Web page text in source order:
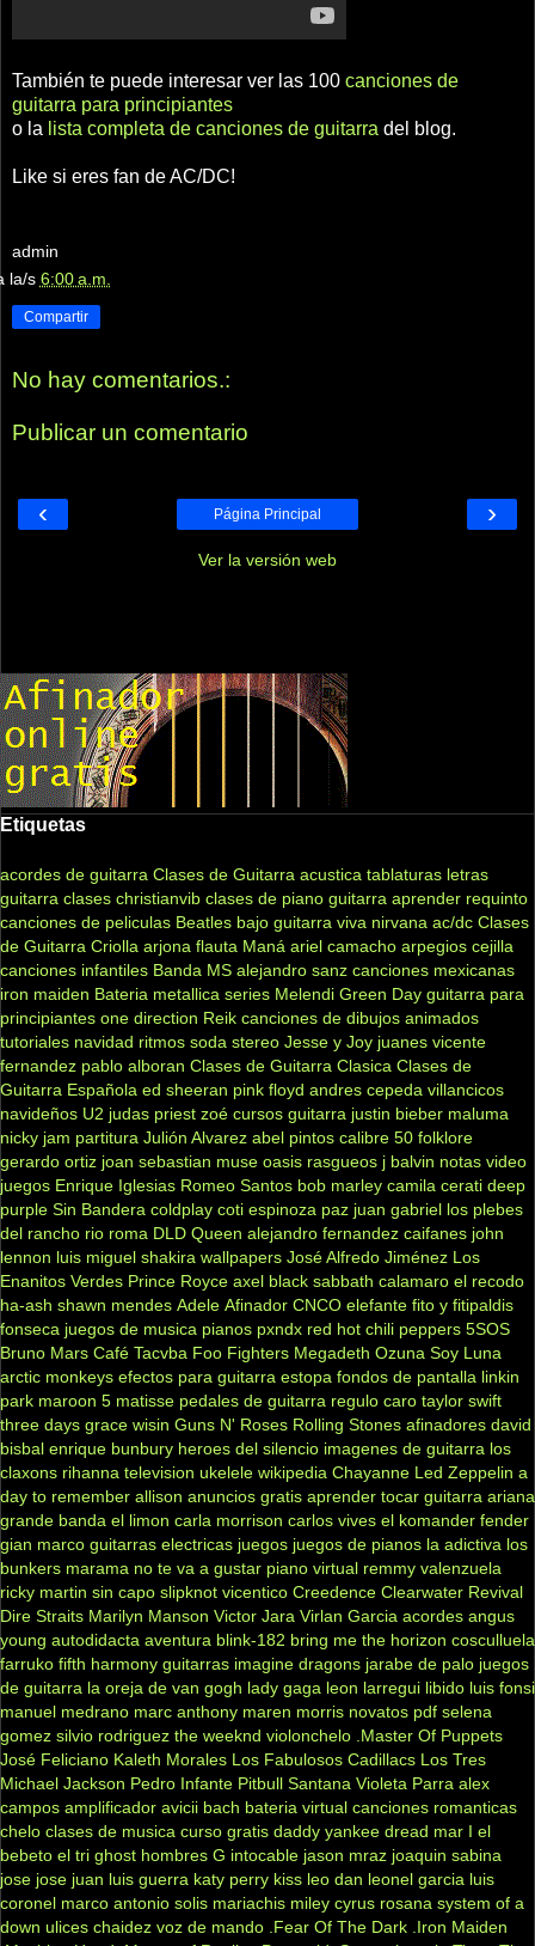
También te puede interesar ver las 100 canciones de
guitarra para principiantes
o la lista completa de canciones de guitarra del blog.
Like si eres fan de AC/DC!
admin
la/s 6:00 a.m.
Compartir
No hay comentarios.:
Publicar un comentario
‹ ›
Página Principal
Ver la versión web
Etiquetas
acordes de guitarra Clases de Guitarra acustica tablaturas letras
guitarra clases christianvib clases de piano guitarra aprender requinto
canciones de peliculas Beatles bajo guitarra viva nirvana ac/dc Clases
de Guitarra Criolla arjona flauta Maná ariel camacho arpegios cejilla
canciones infantiles Banda MS alejandro sanz canciones mexicanas
iron maiden Bateria metallica series Melendi Green Day guitarra para
principiantes one direction Reik canciones de dibujos animados
tutoriales navidad ritmos soda stereo Jesse y Joy juanes vicente
fernandez pablo alboran Clases de Guitarra Clasica Clases de
Guitarra Española ed sheeran pink floyd andres cepeda villancicos
navideños U2 judas priest zoé cursos guitarra justin bieber maluma
nicky jam partitura Julión Alvarez abel pintos calibre 50 folklore
gerardo ortiz joan sebastian muse oasis rasgueos j balvin notas video
juegos Enrique Iglesias Romeo Santos bob marley camila cerati deep
purple Sin Bandera coldplay coti espinoza paz juan gabriel los plebes
del rancho rio roma DLD Queen alejandro fernandez caifanes john
lennon luis miguel shakira wallpapers José Alfredo Jiménez Los
Enanitos Verdes Prince Royce axel black sabbath calamaro el recodo
ha-ash shawn mendes Adele Afinador CNCO elefante fito y fitipaldis
fonseca juegos de musica pianos pxndx red hot chili peppers 5SOS
Bruno Mars Café Tacvba Foo Fighters Megadeth Ozuna Soy Luna
arctic monkeys efectos para guitarra estopa fondos de pantalla linkin
park maroon 5 matisse pedales de guitarra regulo caro taylor swift
three days grace wisin Guns N' Roses Rolling Stones afinadores david
bisbal enrique bunbury heroes del silencio imagenes de guitarra los
claxons rihanna television ukelele wikipedia Chayanne Led Zeppelin a
day to remember allison anuncios gratis aprender tocar guitarra ariana
grande banda el limon carla morrison carlos vives el komander fender
gian marco guitarras electricas juegos juegos de pianos la adictiva los
bunkers marama no te va a gustar piano virtual remmy valenzuela
ricky martin sin capo slipknot vicentico Creedence Clearwater Revival
Dire Straits Marilyn Manson Victor Jara Virlan Garcia acordes angus
young autodidacta aventura blink-182 bring me the horizon cosculluela
farruko fifth harmony guitarras imagine dragons jarabe de palo juegos
de guitarra la oreja de van gogh lady gaga leon larregui libido luis fonsi
manuel medrano marc anthony maren morris novatos pdf selena
gomez silvio rodriguez the weeknd violonchelo .Master Of Puppets
José Feliciano Kaleth Morales Los Fabulosos Cadillacs Los Tres
Michael Jackson Pedro Infante Pitbull Santana Violeta Parra alex
campos amplificador avicii bach bateria virtual canciones romanticas
chelo clases de musica curso gratis daddy yankee dread mar I el
bebeto el tri ghost hombres G intocable jason mraz joaquin sabina
jose jose juan luis guerra katy perry kiss leo dan leonel garcia luis
coronel marco antonio solis mariachis miley cyrus rosana system of a
down ulices chaidez voz de mando .Fear Of The Dark .Iron Maiden